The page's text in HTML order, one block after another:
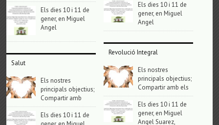
Els dies 10 i 11 de
gener, en Miguel
Angel
Salut
Els nostres
principals objectius;
Compartir amb
Els dies 10 i 11 de
Els dies 10 i 11 de
gener, en Miguel
Angel
Revolució Integral
Els nostres
principals objectius;
Compartir amb els
Els dies 10 i 11 de
gener, en Miguel
Angel Suarez,